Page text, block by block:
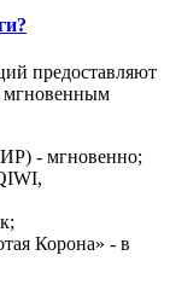
предоставляют
мгновенным
- мгновенно;
Корона» - в